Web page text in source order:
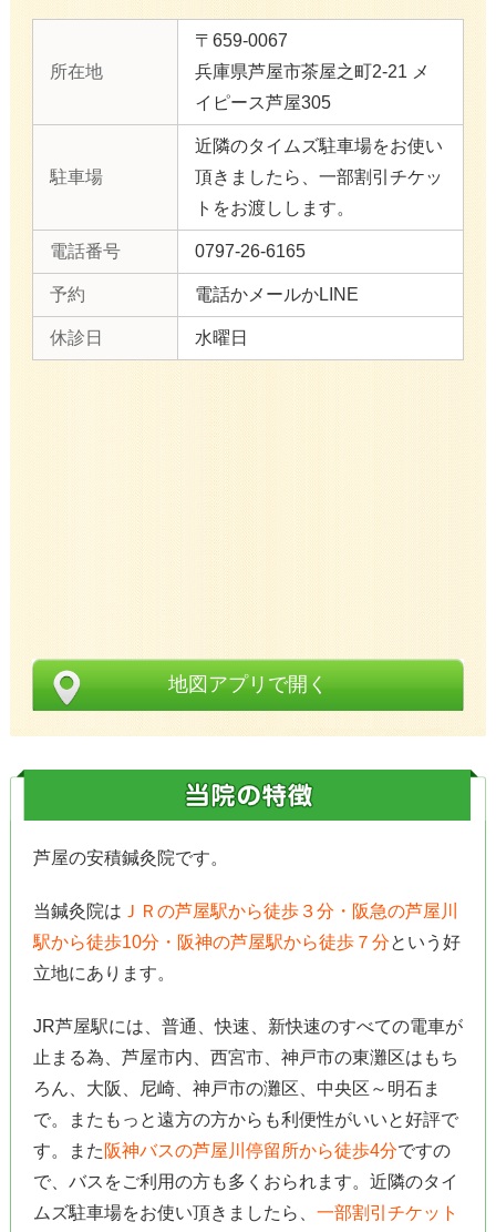
所在地
〒659-0067
兵庫県芦屋市茶屋之町2-21 メ
イピース芦屋305
駐車場
近隣のタイムズ駐車場をお使い
頂きましたら、一部割引チケッ
トをお渡しします。
電話番号 0797-26-6165
予約 電話かメールかLINE
休診日 水曜日
地図アプリで開く
芦屋の安積鍼灸院です。
当鍼灸院は ＪＲの芦屋駅から徒歩３分・阪急の芦屋川
駅から徒歩10分・阪神の芦屋駅から徒歩７分という好
立地にあります。
JR芦屋駅には、普通、快速、新快速のすべての電車が
止まる為、芦屋市内、西宮市、神戸市の東灘区はもち
ろん、大阪、尼崎、神戸市の灘区、中央区～明石ま
で。またもっと遠方の方からも利便性がいいと好評で
す。また 阪神バスの芦屋川停留所から徒歩4分ですの
で、バスをご利用の方も多くおられます。近隣のタイ
ムズ駐車場をお使い頂きましたら、 一部割引チケット